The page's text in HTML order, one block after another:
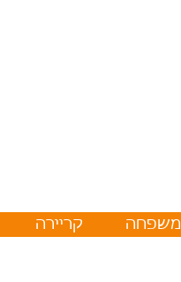
קריירה משפחה